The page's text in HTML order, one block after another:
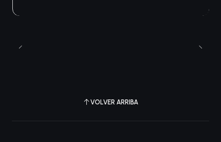
VOLVER ARRIBA